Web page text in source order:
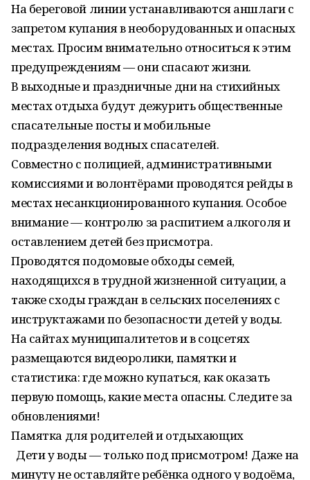
На береговой линии устанавливаются аншлаги с
запретом купания в необорудованных и опасных
местах. Просим внимательно относиться к этим
предупреждениям — они спасают жизни.
В выходные и праздничные дни на стихийных
местах отдыха будут дежурить общественные
спасательные посты и мобильные
подразделения водных спасателей.
Совместно с полицией, административными
комиссиями и волонтёрами проводятся рейды в
местах несанкционированного купания. Особое
внимание — контролю за распитием алкоголя и
оставлением детей без присмотра.
Проводятся подомовые обходы семей,
находящихся в трудной жизненной ситуации, а
также сходы граждан в сельских поселениях с
инструктажами по безопасности детей у воды.
На сайтах муниципалитетов и в соцсетях
размещаются видеоролики, памятки и
статистика: где можно купаться, как оказать
первую помощь, какие места опасны. Следите за
обновлениями!
Памятка для родителей и отдыхающих
Дети у воды — только под присмотром! Даже на
минуту не оставляйте ребёнка одного у водоёма,